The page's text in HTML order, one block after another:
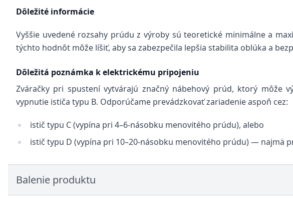
Dôležité informácie
Vyššie uvedené rozsahy prúdu z výroby sú teoretické minimálne a
týchto hodnôt môže líšiť, aby sa zabezpečila lepšia stabilita oblúka a
Dôležitá poznámka k elektrickému pripojeniu
Zváračky pri spustení vytvárajú značný nábehový prúd, ktorý môže
vypnutie ističa typu B. Odporúčame prevádzkovať zariadenie aspoň cez:
istič typu C (vypína pri 4–6-násobku menovitého prúdu), alebo
istič typu D (vypína pri 10–20-násobku menovitého prúdu) — najmä
Balenie produktu